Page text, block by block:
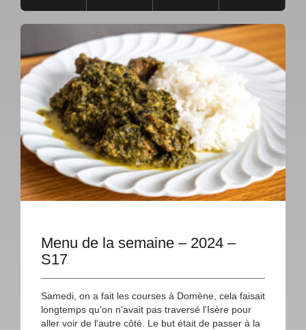
Menu de la semaine – 2024 –
S17
Samedi, on a fait les courses à Domène, cela faisait
longtemps qu'on n'avait pas traversé l'Isère pour
aller voir de l'autre côté. Le but était de passer à la